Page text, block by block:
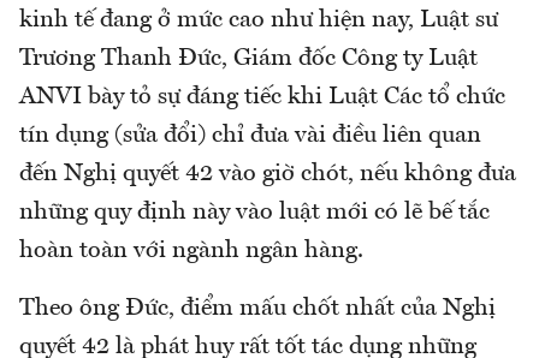
kinh tế đang ở mức cao như hiện nay, Luật sư
Trương Thanh Đức, Giám đốc Công ty Luật
ANVI bày tỏ sự đáng tiếc khi Luật Các tổ chức
tín dụng (sửa đổi) chỉ đưa vài điều liên quan
đến Nghị quyết 42 vào giờ chót, nếu không đưa
những quy định này vào luật mới có lẽ bế tắc
hoàn toàn với ngành ngân hàng.
Theo ông Đức, điểm mấu chốt nhất của Nghị
quyết 42 là phát huy rất tốt tác dụng những